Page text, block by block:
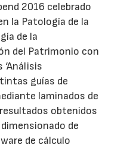
2016 celebrado
la Patología de la
de la
del Patrimonio con
guías de
laminados de
obtenidos
de
de cálculo